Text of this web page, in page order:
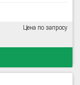
Цена по запросу